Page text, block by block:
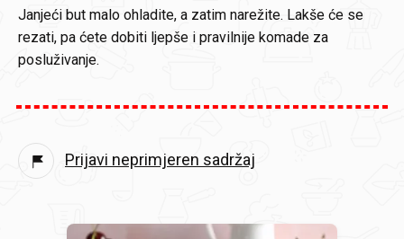
Janjeći but malo ohladite, a zatim narežite. Lakše će se
rezati, pa ćete dobiti ljepše i pravilnije komade za
posluživanje.
Prijavi neprimjeren sadržaj